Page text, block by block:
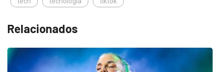
Relacionados